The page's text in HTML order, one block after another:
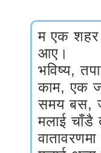
म एक शहर
आए।
भविष्य,
काम, एक
समय बस,
मलाई चाँडै